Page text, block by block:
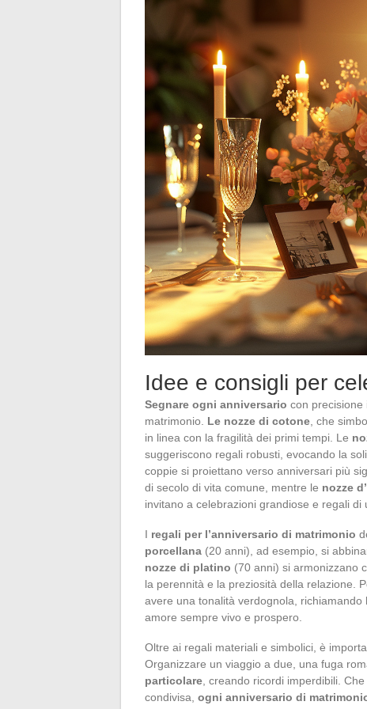
Idee e consigli per
Segnare ogni anniversario con precisione
matrimonio. Le nozze di cotone , che
in linea con la fragilità dei primi tempi. Le
suggeriscono regali robusti, evocando la
coppie si proiettano verso anniversari più
di secolo di vita comune, mentre le nozze
invitano a celebrazioni grandiose e regali
I regali per l’anniversario di matrimonio
porcellana (20 anni), ad esempio, si
nozze di platino (70 anni) si armonizzano
la perennità e la preziosità della relazione.
avere una tonalità verdognola,
amore sempre vivo e prospero.
Oltre ai regali materiali e simbolici, è
Organizzare un viaggio a due, una fuga
particolare , creando ricordi imperdibili.
condivisa, ogni anniversario di